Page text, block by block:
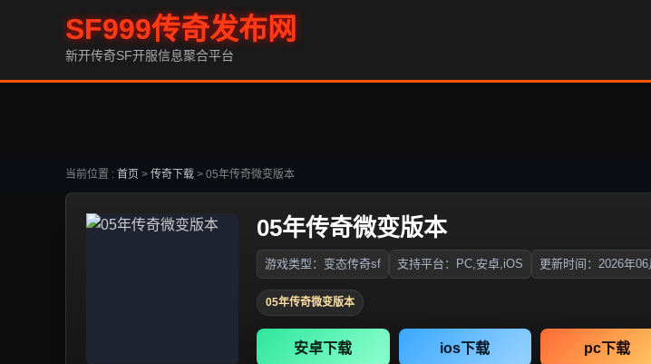
SF999传奇发布网
新开传奇SF开服信息聚合平台
当前位置 : 首页 > 传奇下载 > 05年传奇微变版本
05年传奇微变版本
游戏类型：变态传奇sf 支持平台：PC,安卓,iOS 更新时间：2026年06
05年传奇微变版本
安卓下载 ios下载 pc下载